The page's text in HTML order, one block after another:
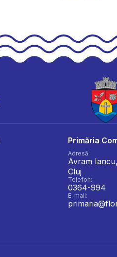
Primăria
Adresă:
Avram
Cluj
Telefon:
0364-994
E-mail: